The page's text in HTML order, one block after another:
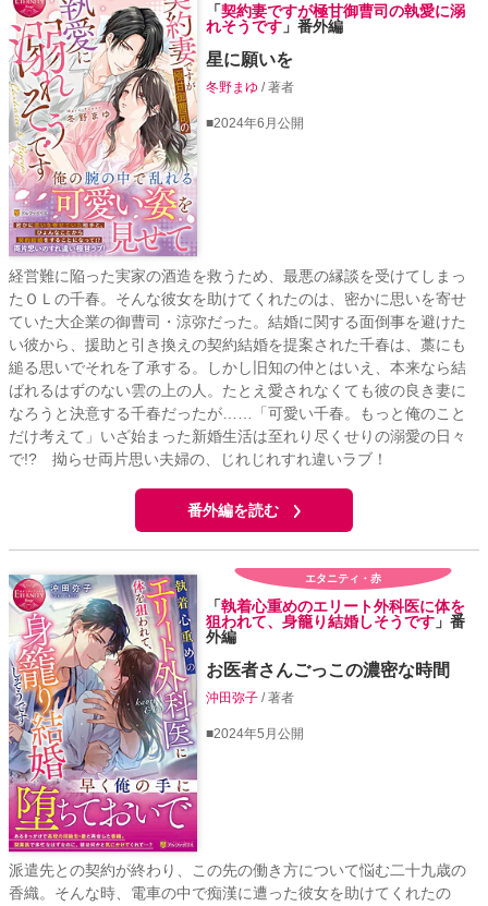
「契約妻ですが極甘御曹司の執愛に溺
れそうです 」番外編
星に願いを
冬野まゆ/ 著者
■2024年6月公開
経営難に陥った実家の酒造を救うため、最悪の縁談を受けてしまっ
たＯＬの千春。そんな彼女を助けてくれたのは、密かに思いを寄せ
ていた大企業の御曹司・涼弥だった。結婚に関する面倒事を避けた
い彼から、援助と引き換えの契約結婚を提案された千春は、藁にも
縋る思いでそれを了承する。しかし旧知の仲とはいえ、本来なら結
ばれるはずのない雲の上の人。たとえ愛されなくても彼の良き妻に
なろうと決意する千春だったが……「可愛い千春。もっと俺のこと
だけ考えて」いざ始まった新婚生活は至れり尽くせりの溺愛の日々
で!? 拗らせ両片思い夫婦の、じれじれすれ違いラブ！
番外編を読む
エタニティ・赤
「執着心重めのエリート外科医に体を
狙われて、身籠り結婚しそうです 」番
外編
お医者さんごっこの濃密な時間
沖田弥子/ 著者
■2024年5月公開
派遣先との契約が終わり、この先の働き方について悩む二十九歳の
香織。そんな時、電車の中で痴漢に遭った彼女を助けてくれたの